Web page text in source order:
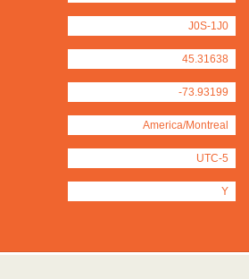
J0S-1J0
45.31638
-73.93199
America/Montreal
UTC-5
Y